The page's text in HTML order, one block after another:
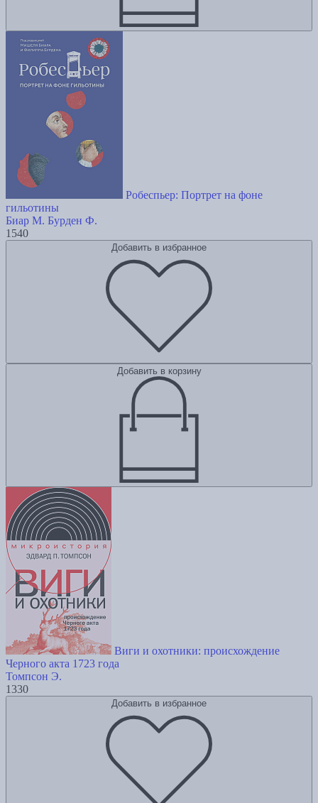
Робеспьер: Портрет на фоне
гильотины
Биар М. Бурден Ф.
1540
Добавить в избранное
Добавить в корзину
Виги и охотники: происхождение
Черного акта 1723 года
Томпсон Э.
1330
Добавить в избранное